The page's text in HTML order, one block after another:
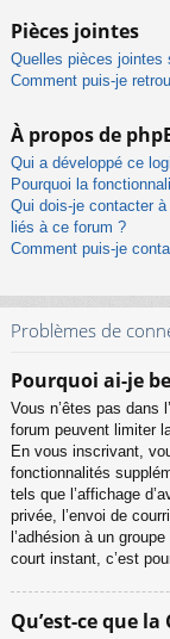
Pièces jointes
Quelles pièces jointes
Comment puis-je
À propos de
Qui a développé ce
Pourquoi la
Qui dois-je contacter à
liés à ce forum ?
Comment puis-je
Problèmes de
Pourquoi ai-je
Vous n’êtes pas dans
forum peuvent limiter
En vous inscrivant,
fonctionnalités
tels que l’affichage
privée, l’envoi de
l’adhésion à un
court instant, c’est
Qu’est-ce que la